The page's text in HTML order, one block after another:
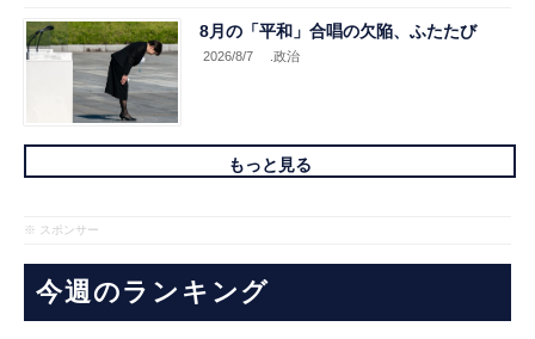
8月の「平和」合唱の欠陥、ふたたび
2026/8/7 .政治
もっと見る
※ スポンサー
今週のランキング